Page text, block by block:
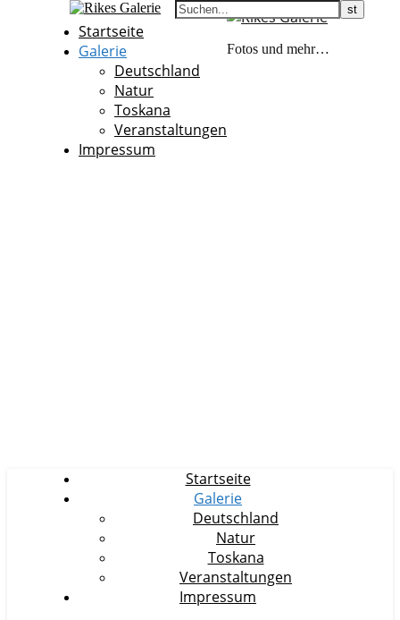
Startseite
Galerie
Deutschland
Natur
Toskana
Veranstaltungen
Impressum
Fotos und mehr…
Startseite
Galerie
Deutschland
Natur
Toskana
Veranstaltungen
Impressum